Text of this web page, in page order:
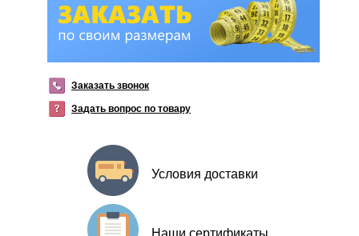
Заказать звонок
Задать вопрос по товару
Условия доставки
Наши сертификаты